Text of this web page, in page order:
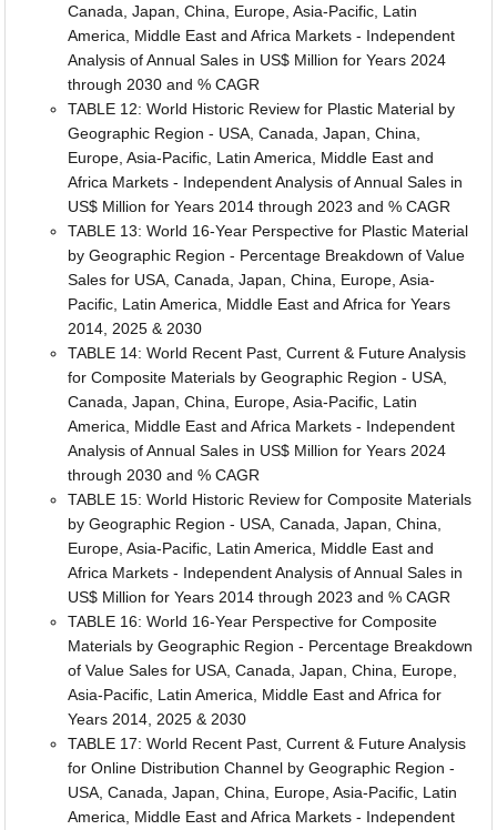
Canada, Japan, China, Europe, Asia-Pacific, Latin
America, Middle East and Africa Markets - Independent
Analysis of Annual Sales in US$ Million for Years 2024
through 2030 and % CAGR
TABLE 12: World Historic Review for Plastic Material by
Geographic Region - USA, Canada, Japan, China,
Europe, Asia-Pacific, Latin America, Middle East and
Africa Markets - Independent Analysis of Annual Sales in
US$ Million for Years 2014 through 2023 and % CAGR
TABLE 13: World 16-Year Perspective for Plastic Material
by Geographic Region - Percentage Breakdown of Value
Sales for USA, Canada, Japan, China, Europe, Asia-
Pacific, Latin America, Middle East and Africa for Years
2014, 2025 & 2030
TABLE 14: World Recent Past, Current & Future Analysis
for Composite Materials by Geographic Region - USA,
Canada, Japan, China, Europe, Asia-Pacific, Latin
America, Middle East and Africa Markets - Independent
Analysis of Annual Sales in US$ Million for Years 2024
through 2030 and % CAGR
TABLE 15: World Historic Review for Composite Materials
by Geographic Region - USA, Canada, Japan, China,
Europe, Asia-Pacific, Latin America, Middle East and
Africa Markets - Independent Analysis of Annual Sales in
US$ Million for Years 2014 through 2023 and % CAGR
TABLE 16: World 16-Year Perspective for Composite
Materials by Geographic Region - Percentage Breakdown
of Value Sales for USA, Canada, Japan, China, Europe,
Asia-Pacific, Latin America, Middle East and Africa for
Years 2014, 2025 & 2030
TABLE 17: World Recent Past, Current & Future Analysis
for Online Distribution Channel by Geographic Region -
USA, Canada, Japan, China, Europe, Asia-Pacific, Latin
America, Middle East and Africa Markets - Independent